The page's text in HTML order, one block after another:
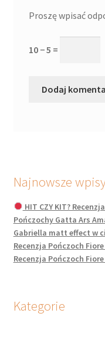
Proszę wpisać
10 − 5 =
Najnowsze
HIT CZY KIT?
Pończochy Gatta Ars
Gabriella matt effect w
Recenzja Pończoch
Recenzja Pończoch
Kategorie